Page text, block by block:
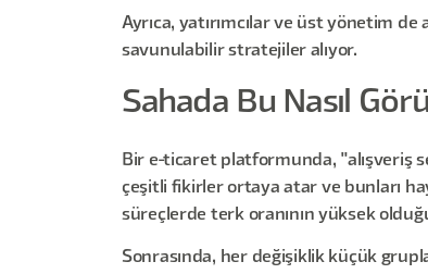
Ayrıca, yatırımcılar ve üst yönetim
savunulabilir stratejiler alıyor.
Sahada Bu Nasıl
Bir e-ticaret platformunda, "alışveriş
çeşitli fikirler ortaya atar ve bunları
süreçlerde terk oranının yüksek
Sonrasında, her değişiklik küçük